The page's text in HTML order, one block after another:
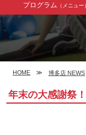
プログラム （メニュー）
HOME 博多店 NEWS
年末の大感謝祭！